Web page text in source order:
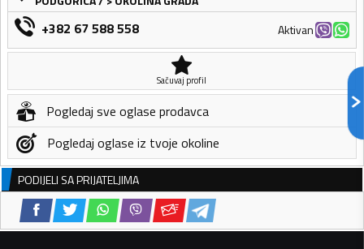
+382 67 588 558 Aktivan
Sačuvaj profil
Pogledaj sve oglase prodavca
Pogledaj oglase iz tvoje okoline
PODIJELI SA PRIJATELJIMA